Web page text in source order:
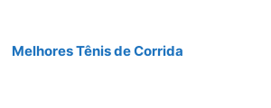
Melhores Tênis de Corrida